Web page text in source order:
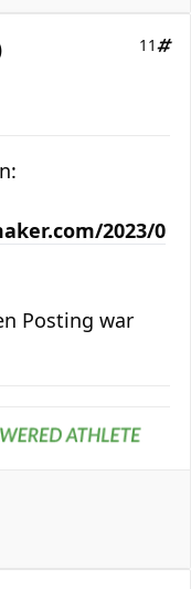
11
2023/0
Posting war